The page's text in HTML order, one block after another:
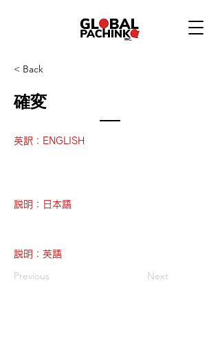
< Back
確変
英訳：ENGLISH
説明：日本語
説明：英語
Previous Next